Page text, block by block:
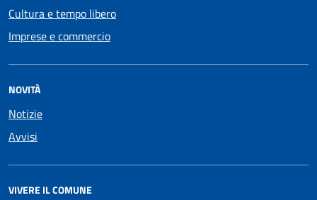
Cultura e tempo libero
Imprese e commercio
NOVITÀ
Notizie
Avvisi
VIVERE IL COMUNE